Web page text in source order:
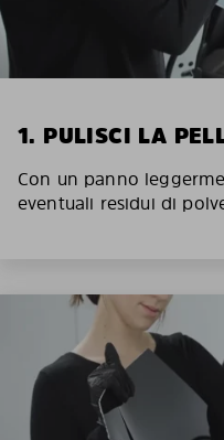
1. PULISCI LA
Con un panno
eventuali residui di